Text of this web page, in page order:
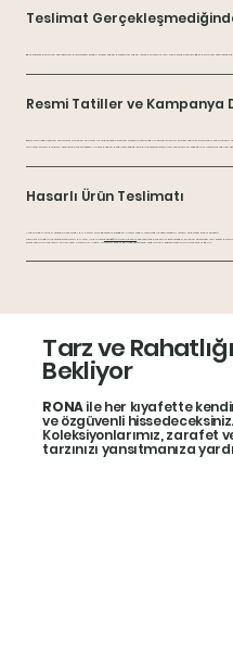
Teslimat
Eğer kuryeler belirtilen adreste sizi bulamazsa, kargo şirketi şubesi, paketinizi 3 gün içinde almanız için size SMS gönderir. Eğer belirtilen süre
Resmi Tatiller ve Kampanya
Resmi tatillerde verilen siparişler, tatilden sonraki ilk iş gününde taşıma şirketine teslim edilir. Kampanyalar ve özel teklifler sırasında, siparişlerin
Yalnızca stokta bulunan ürünler gönderilecektir. Ancak, bizden bağımsız sebeplerle bir gecikme yaşanırsa, siparişinizi verdiğiniz iletişim bilgileri
Hasarlı Ürün Teslimatı
Ambalajda ya da üründe herhangi bir hasar fark ederseniz, kuryeden hasar tespit tutanağı düzenlemesini isteyin ve paketi kabul etmeyin.
Tutanak örneğini, durumu açıklayan bir yazı ile birliktedestek@ronashops.comadresine gönderiniz. Bu durumda, sorunun çözülmesi için süreci
Paket teslim alındıktan sonra, ürün hasarına ilişkin itirazlar kabul edilmez çünkü ürün sağlam bir şekilde teslim alınmış kabul edilir.
Tarz ve
Bekliyor
RONAile her kıyafette
ve özgüvenli hissedeceksiniz.
Koleksiyonlarımız, zarafet
tarzınızı yansıtmanıza